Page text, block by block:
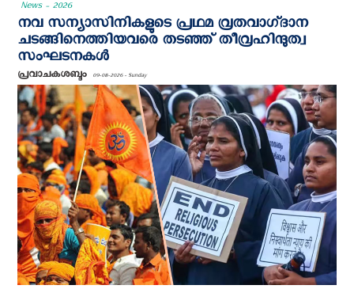
News - 2026
നവ സന്യാസിനികളുടെ പ്രഥമ വ്രതവാഗ്‌ദാന
ചടങ്ങിനെത്തിയവരെ തടഞ്ഞ് തീവ്രഹിന്ദുത്വ
സംഘടനകള്‍
പ്രവാചകശബ്ദം 09-08-2026 - Sunday